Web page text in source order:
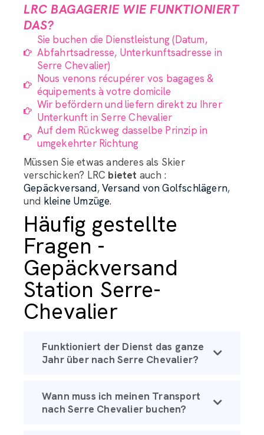
LRC BAGAGERIE WIE FUNKTIONIERT
DAS?
Sie buchen die Dienstleistung (Datum,
Abfahrtsadresse, Unterkunftsadresse in
Serre Chevalier)
Nous venons récupérer vos bagages &
équipements à votre domicile
Wir befördern und liefern direkt zu Ihrer
Unterkunft in Serre Chevalier
Auf dem Rückweg dasselbe Prinzip in
umgekehrter Richtung
Müssen Sie etwas anderes als Skier
verschicken? LRC bietet auch :
Gepäckversand,Versand von Golfschlägern,
und kleine Umzüge.
Häufig gestellte
Fragen -
Gepäckversand
Station Serre-
Chevalier
Funktioniert der Dienst das ganze
Jahr über nach Serre Chevalier?
Wann muss ich meinen Transport
nach Serre Chevalier buchen?